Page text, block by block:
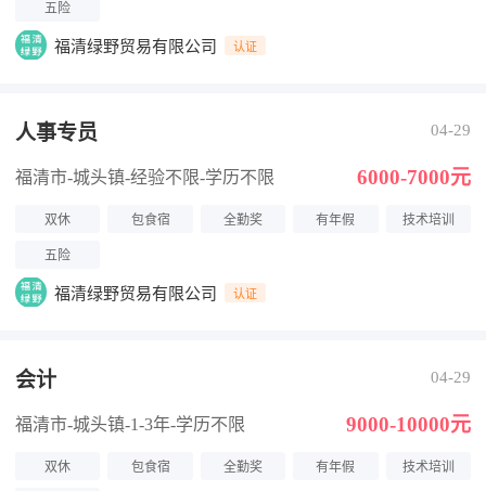
五险
福清绿野贸易有限公司 认证
人事专员 04-29
福清市-城头镇-经验不限-学历不限 6000-7000元
双休 包食宿 全勤奖 有年假 技术培训
五险
福清绿野贸易有限公司 认证
会计 04-29
福清市-城头镇-1-3年-学历不限 9000-10000元
双休 包食宿 全勤奖 有年假 技术培训